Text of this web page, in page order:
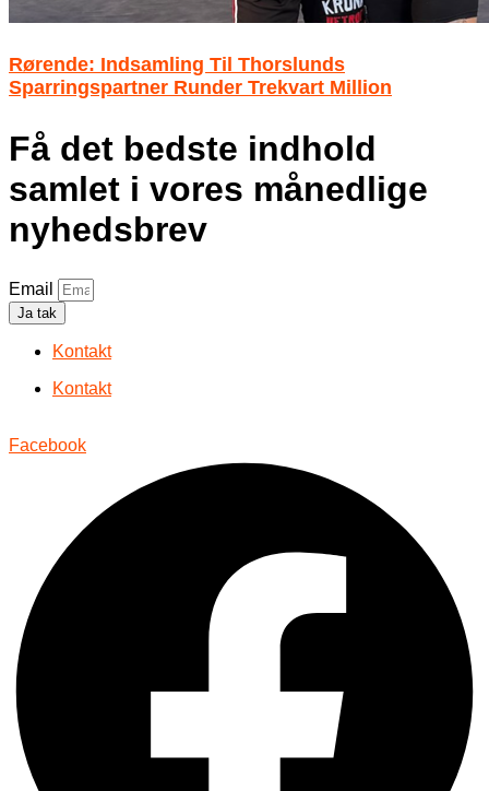
Rørende: Indsamling Til Thorslunds
Sparringspartner Runder Trekvart Million
Få det bedste indhold
samlet i vores månedlige
nyhedsbrev
Email
Ja tak
Kontakt
Kontakt
Facebook